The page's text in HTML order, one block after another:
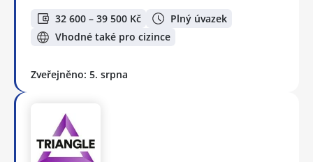
32 600 – 39 500 Kč
Plný úvazek
Vhodné také pro cizince
Zveřejněno: 5. srpna